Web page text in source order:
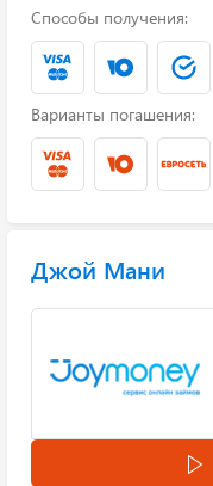
Способы получения:
Варианты погашения:
Джой Мани